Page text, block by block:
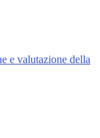
e valutazione della